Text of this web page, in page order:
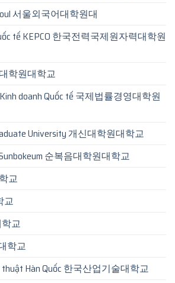
서울외국어대학원대
tế KEPCO 한국전력국제원자력대학원
학원대학교
doanh Quốc tế 국제법률경영대학원
University 개신대학원대학교
순복음대학원대학교
교
교
교
학교
thuật Hàn Quốc 한국산업기술대학교